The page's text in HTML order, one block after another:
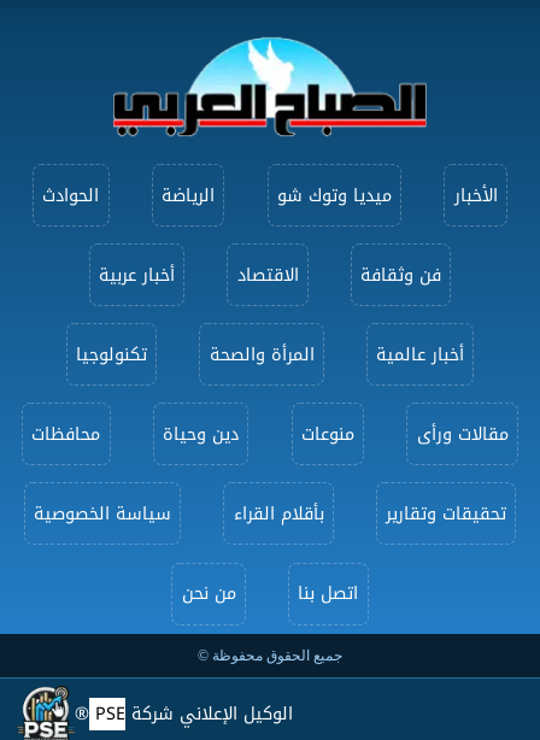
الأخبار ميديا وتوك شو الرياضة الحوادث
فن وثقافة الاقتصاد أخبار عربية
أخبار عالمية المرأة والصحة تكنولوجيا
مقالات ورأى منوعات دين وحياة محافظات
تحقيقات وتقارير بأقلام القراء سياسة الخصوصية
اتصل بنا من نحن
جميع الحقوق محفوظة ©
الوكيل الإعلاني شركة PSE
®